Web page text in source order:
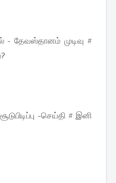
- தேவஸ்தானம் முடிவு #
-செய்தி # இனி